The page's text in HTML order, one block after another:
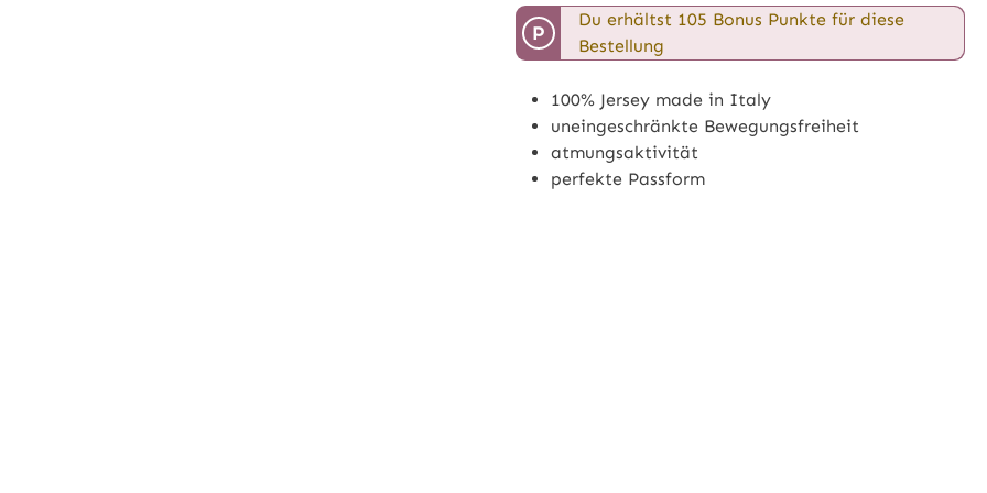
P
Du erhältst 105 Bonus Punkte für diese
Bestellung
100% Jersey made in Italy
uneingeschränkte Bewegungsfreiheit
atmungsaktivität
perfekte Passform